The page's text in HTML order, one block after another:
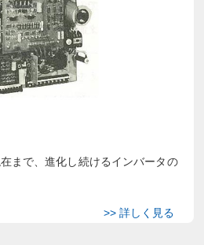
まで、進化し続けるインバータの